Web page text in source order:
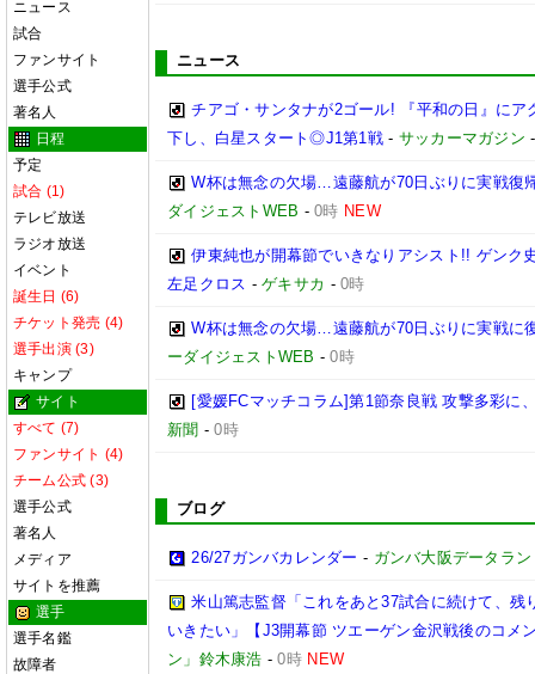
ニュース
試合
ファンサイト
選手公式
著名人
日程
予定
試合 (1)
テレビ放送
ラジオ放送
イベント
誕生日 (6)
チケット発売 (4)
選手出演 (3)
キャンプ
サイト
すべて (7)
ファンサイト (4)
チーム公式 (3)
選手公式
著名人
メディア
サイトを推薦
選手
選手名鑑
故障者
ニュース
チアゴ・サンタナが2ゴール! 『平和の日』に
下し、白星スタート◎J1第1戦 - サッカーマガジン
W杯は無念の欠場…遠藤航が70日ぶりに実戦復
ダイジェストWEB -0時 NEW
伊東純也が開幕節でいきなりアシスト!! ゲンク
左足クロス -ゲキサカ -0時
W杯は無念の欠場…遠藤航が70日ぶりに実戦に
ーダイジェストWEB -0時
[愛媛FCマッチコラム]第1節奈良戦 攻撃多彩に
新聞 -0時
ブログ
26/27ガンバカレンダー - ガンバ大阪データラ
米山篤志監督「これをあと37試合に続けて、
いきたい」【J3開幕節 ツエーゲン金沢戦後のコメ
ン」鈴木康浩 -0時 NEW